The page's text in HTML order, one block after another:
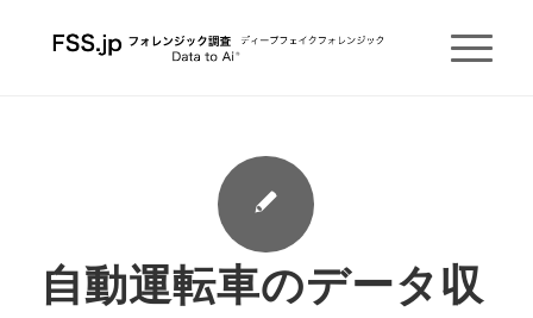
自動運転車のデータ収